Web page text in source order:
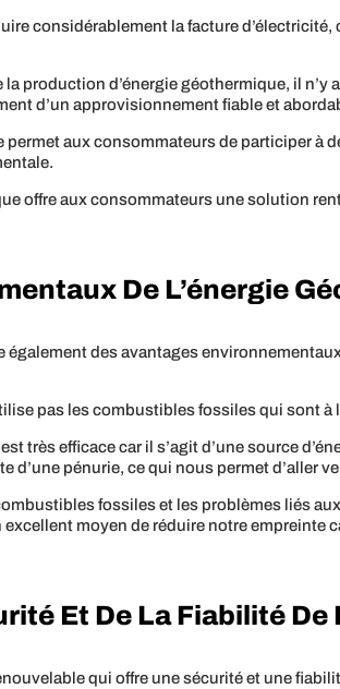
considérablement la facture
production d’énergie géothermique, il
d’un approvisionnement fiable et
permet aux consommateurs de participer
offre aux consommateurs une solution
De L’énergie
également des avantages
pas les combustibles fossiles qui sont
très efficace car il s’agit d’une source
d’une pénurie, ce qui nous permet d’aller
fossiles et les problèmes liés
moyen de réduire notre
Et De La Fiabilité De
qui offre une sécurité et une